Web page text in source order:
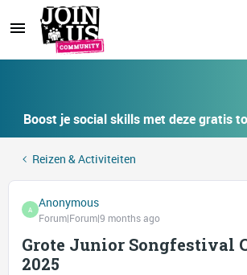
Boost je social skills met deze gratis
Reizen & Activiteiten
A Anonymous
Forum|Forum|9 months ago
Grote Junior Songfestival
2025